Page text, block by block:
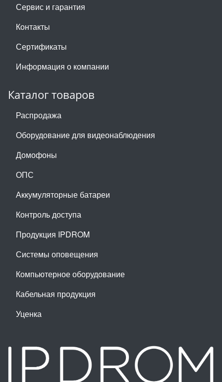
Сервис и гарантия
Контакты
Сертификаты
Информация о компании
Каталог товаров
Распродажа
Оборудование для видеонаблюдения
Домофоны
ОПС
Аккумуляторные батареи
Контроль доступа
Продукция IPDROM
Системы оповещения
Компьютерное оборудование
Кабельная продукция
Уценка